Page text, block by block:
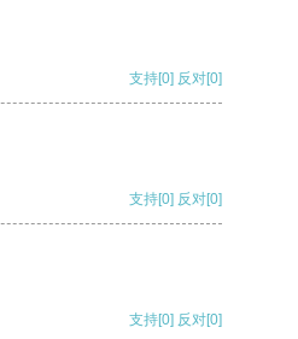
支持[0] 反对[0]
支持[0] 反对[0]
支持[0] 反对[0]